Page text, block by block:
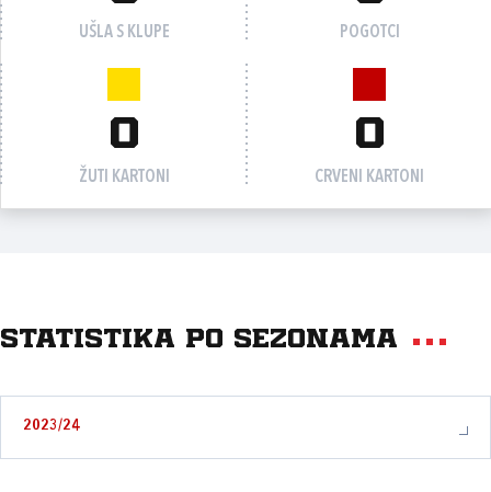
UŠLA S KLUPE POGOTCI
0
ŽUTI KARTONI
0
CRVENI KARTONI
Statistika po sezonama
2023/24